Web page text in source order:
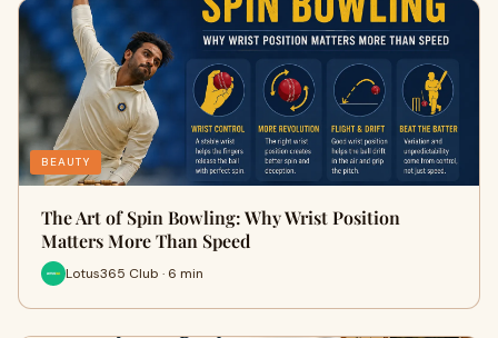
BEAUTY
The Art of Spin Bowling: Why Wrist Position
Matters More Than Speed
Lotus365 Club · 6 min